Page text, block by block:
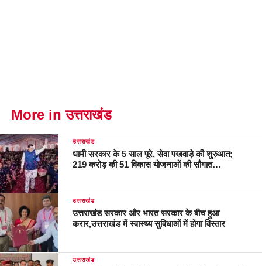
More in उत्तराखंड
उत्तराखंड
धामी सरकार के 5 साल पूरे, सेवा पखवाड़े की शुरुआत;
219 करोड़ की 51 विकास योजनाओं की सौगात…
उत्तराखंड
उत्तराखंड सरकार और भारत सरकार के बीच हुआ
करार,उत्तराखंड में स्वास्थ्य सुविधाओं में होगा विस्तार
उत्तराखंड